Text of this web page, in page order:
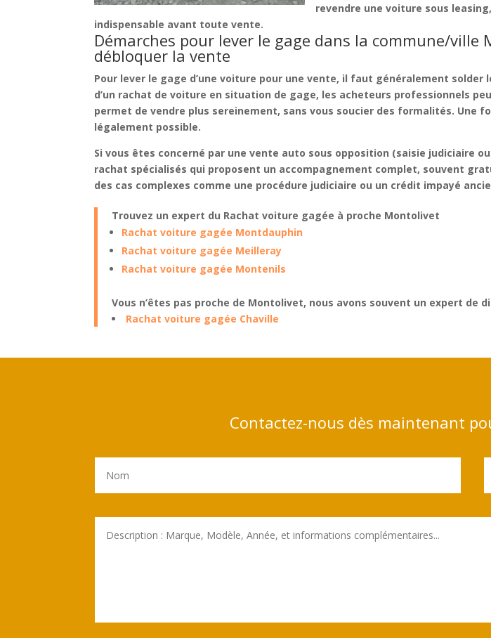
revendre une voiture sous leasing
indispensable avant toute vente.
Démarches pour lever le gage dans la commune/
débloquer la vente
Pour lever le gage d’une voiture pour une vente, il faut généralement solder
d’un rachat de voiture en situation de gage, les acheteurs professionnels
permet de vendre plus sereinement, sans vous soucier des formalités.
légalement possible.
Si vous êtes concerné par unevente auto sous opposition (saisie judiciaire
rachat spécialisés qui proposent un accompagnement complet, souvent
des cas complexes comme une procédure judiciaire ou un crédit impayé
Trouvez un expert du Rachat voiture gagée à proche Montolivet
Rachat voiture gagée Montdauphin
Rachat voiture gagée Meilleray
Rachat voiture gagée Montenils
Vous n’êtes pas proche de Montolivet, nous avons souvent un expert de
Rachat voiture gagée Chaville
Contactez-nous dès maintenant